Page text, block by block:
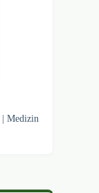
|Medizin